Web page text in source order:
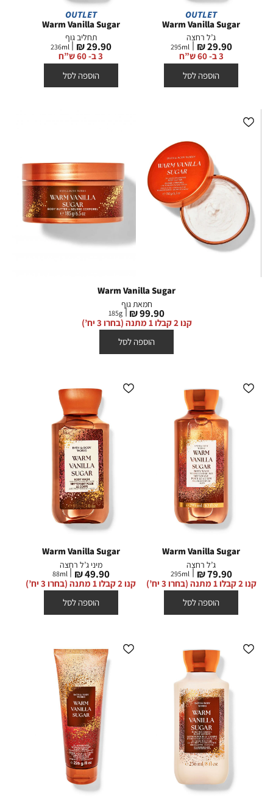
OUTLET
Warm Vanilla Sugar
ג’ל רחצה
מחיר
מוצר
29.90 ₪
295ml
3 ב- 60 ש”ח
הוספה לסל
OUTLET
Warm Vanilla Sugar
תחליב גוף
מחיר
מוצר
29.90 ₪
236ml
3 ב- 60 ש”ח
הוספה לסל
Warm Vanilla Sugar
חמאת גוף
מחיר
מוצר
99.90 ₪
185g
קנו 2 קבלו 1 מתנה (בחרו 3 יח’)
הוספה לסל
Warm Vanilla Sugar
ג’ל רחצה
מחיר
מוצר
79.90 ₪
295ml
קנו 2 קבלו 1 מתנה (בחרו 3 יח’)
הוספה לסל
Warm Vanilla Sugar
מיני ג’ל רחצה
מחיר
מוצר
49.90 ₪
88ml
קנו 2 קבלו 1 מתנה (בחרו 3 יח’)
הוספה לסל